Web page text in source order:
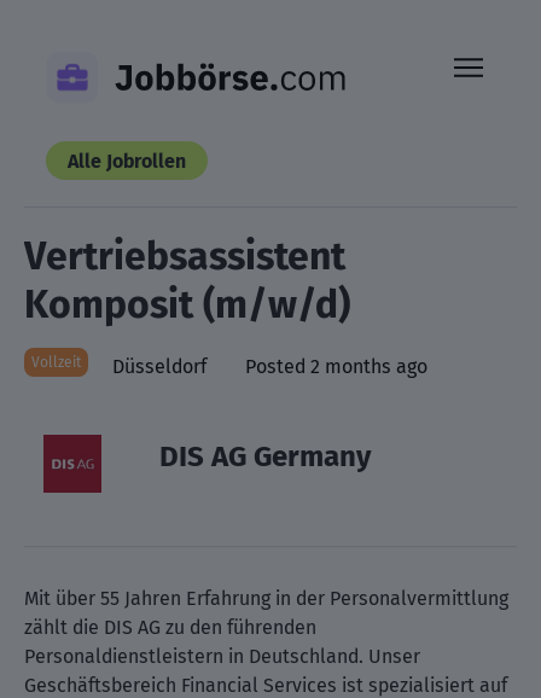
content
Alle Jobrollen
Vertriebsassistent
Komposit (m/w/d)
Vollzeit Düsseldorf Posted 2 months ago
DIS AG Germany
Mit über 55 Jahren Erfahrung in der Personalvermittlung
zählt die DIS AG zu den führenden
Personaldienstleistern in Deutschland. Unser
Geschäftsbereich Financial Services ist spezialisiert auf